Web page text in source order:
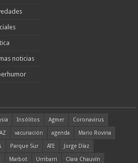
noticias
Insólitos Agmer
Coronavirus
vacunación agenda
Mario Rovina
Parque Sur ATE
Jorge Díaz
Marbot Urribarri
Clara Chauvín